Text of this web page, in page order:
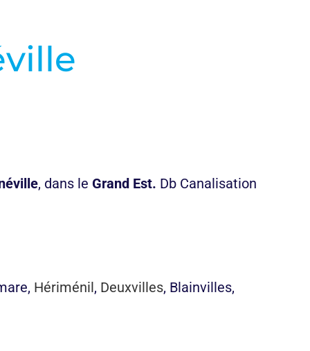
, dans le Grand Est. Db Canalisation
Hériménil, Deuxvilles, Blainvilles,